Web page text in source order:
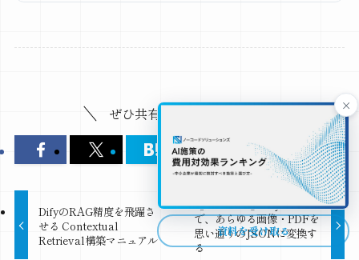
ぜひ共有お願いします！
DifyのRAG精度を飛躍さ
せる Contextual
Retrieval構築マニュアル
【脱・OCR】Dify×VLM
で、あらゆる画像・PDFを
思い通りのJSONに変換す
る
×
資料を受け取る